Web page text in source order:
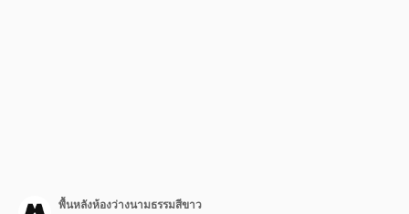
พื้นหลังห้องว่างนามธรรมสีขาว